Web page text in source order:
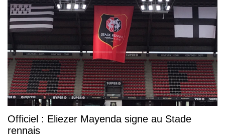
Officiel : Eliezer Mayenda signe au Stade
rennais